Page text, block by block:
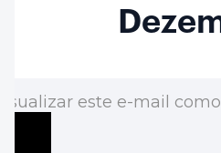
este e-mail como